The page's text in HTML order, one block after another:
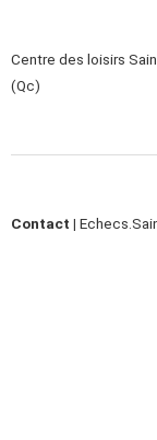
Centre des loisirs
(Qc)
Contact |